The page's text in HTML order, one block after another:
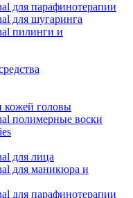
для парафинотерапии
для шугаринга
пилинги и
кожей головы
полимерные воски
для лица
для маникюра и
для парафинотерапии